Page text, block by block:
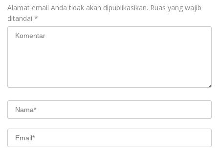
Alamat email Anda tidak akan dipublikasikan. Ruas yang wajib
ditandai *